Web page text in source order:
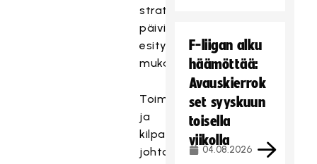
strategiakaudelta
päivitetyn
esityksen
mukaisesti.
Toiminnanjohtaja
ja
kilpailutoiminnan
johtaja
F-liigan alku
häämöttää:
Avauskierrok
set syyskuun
toisella
viikolla
04.08.2026